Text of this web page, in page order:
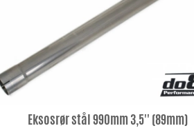
Eksosrør stål 990mm 3,5'' (89mm)